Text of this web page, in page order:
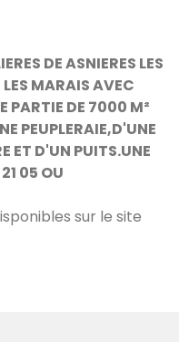
DE ASNIERES LES
MARAIS AVEC
PARTIE DE 7000 M²
PEUPLERAIE,D'UNE
ET D'UN PUITS.UNE
05 OU
sur le site